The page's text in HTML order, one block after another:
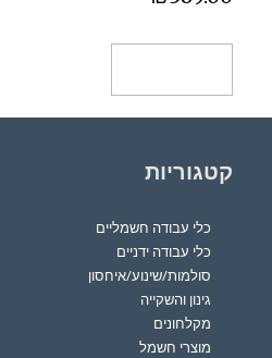
קטגוריות
כלי עבודה חשמליים
כלי עבודה ידניים
סולמות/שינוע/איחסון
גינון והשקייה
מקלחונים
מוצרי חשמל